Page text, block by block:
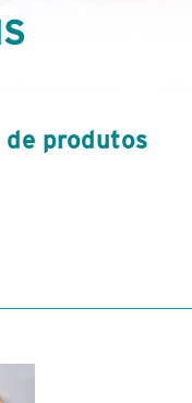
produtos